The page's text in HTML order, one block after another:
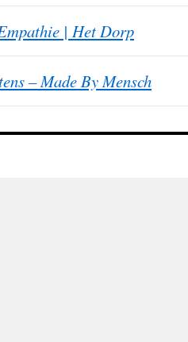
| Het Dorp
– Made By Mensch